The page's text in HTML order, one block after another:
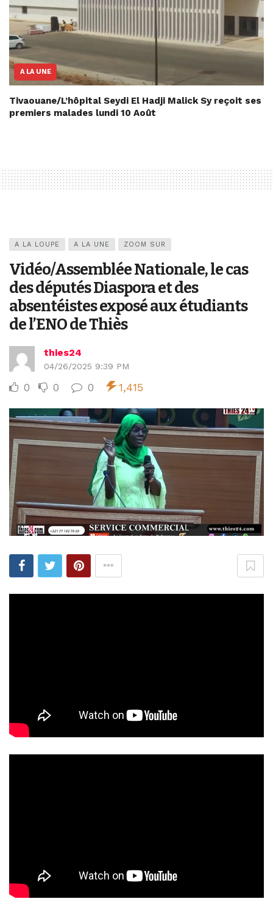
A LA UNE
Tivaouane/L’hôpital Seydi El Hadji Malick Sy reçoit ses
premiers malades lundi 10 Août
A LA LOUPE A LA UNE ZOOM SUR
Vidéo/Assemblée Nationale, le cas
des députés Diaspora et des
absentéistes exposé aux étudiants
de l’ENO de Thiès
thies24
04/26/2025 9:39 PM
0 0 0 1,415